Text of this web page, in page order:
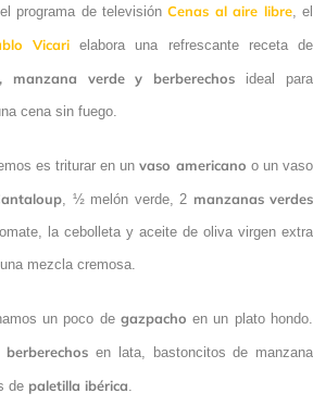
programa de televisiónCenas al aire libre, el
Vicarielabora una refrescante receta de
manzana verde y berberechos ideal para
cena sin fuego.
es triturar en unvaso americano o un vaso
, ½ melón verde, 2 manzanas verdes
la cebolleta y aceite de oliva virgen extra
mezcla cremosa.
un poco de gazpacho en un plato hondo.
berberechos en lata, bastoncitos de manzana
de paletilla ibérica